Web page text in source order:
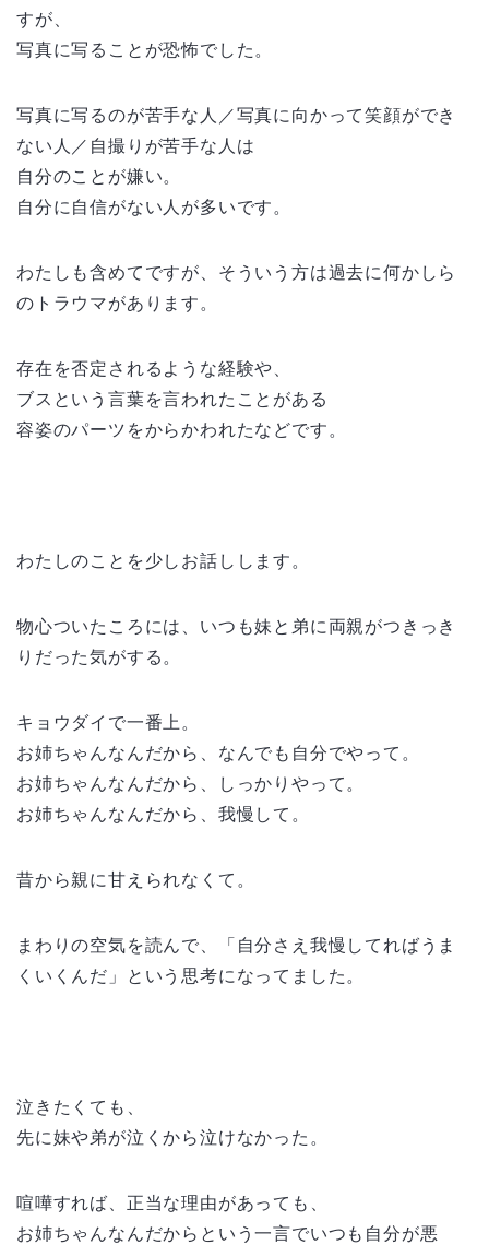
すが、
写真に写ることが恐怖でした。
写真に写るのが苦手な人／写真に向かって笑顔ができ
ない人／自撮りが苦手な人は
自分のことが嫌い。
自分に自信がない人が多いです。
わたしも含めてですが、そういう方は過去に何かしら
のトラウマがあります。
存在を否定されるような経験や、
ブスという言葉を言われたことがある
容姿のパーツをからかわれたなどです。
わたしのことを少しお話しします。
物心ついたころには、いつも妹と弟に両親がつきっき
りだった気がする。
キョウダイで一番上。
お姉ちゃんなんだから、なんでも自分でやって。
お姉ちゃんなんだから、しっかりやって。
お姉ちゃんなんだから、我慢して。
昔から親に甘えられなくて。
まわりの空気を読んで、「自分さえ我慢してればうま
くいくんだ」という思考になってました。
泣きたくても、
先に妹や弟が泣くから泣けなかった。
喧嘩すれば、正当な理由があっても、
お姉ちゃんなんだからという一言でいつも自分が悪